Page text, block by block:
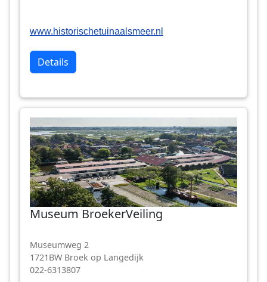
www.historischetuinaalsmeer.nl
Details
Museum BroekerVeiling
Museumweg 2
1721BW Broek op Langedijk
022-6313807